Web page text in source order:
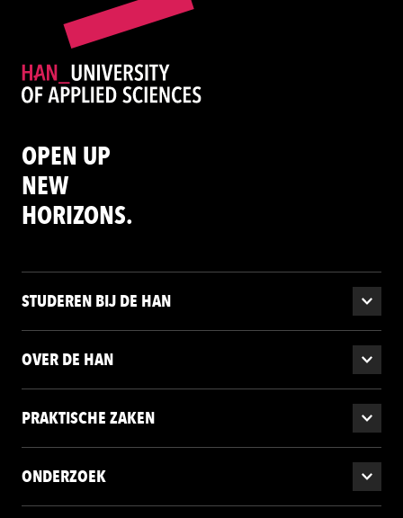
OPEN UP
NEW
HORIZONS.
STUDEREN BIJ DE HAN
OVER DE HAN
PRAKTISCHE ZAKEN
ONDERZOEK